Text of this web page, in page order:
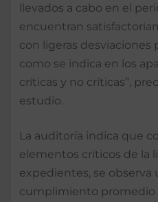
llevados a cabo en el
encuentran
con ligeras desviaciones
como se indica en los
críticas y no críticas”,
estudio.
La auditoría indica que
elementos críticos de la
expedientes, se observa
cumplimiento promedio